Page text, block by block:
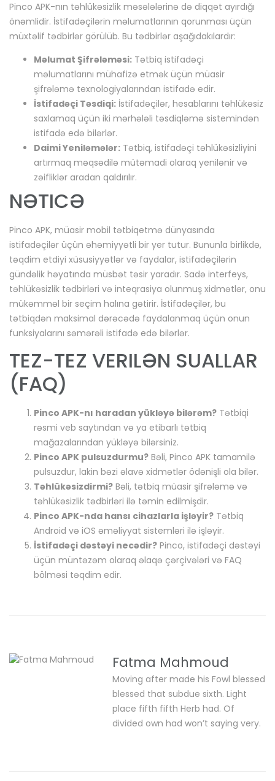
Pinco APK-nın təhlükəsizlik məsələlərinə də diqqət ayırdığı
önəmlidir. İstifadəçilərin məlumatlarının qorunması üçün
müxtəlif tədbirlər görülüb. Bu tədbirlər aşağıdakılardır:
Məlumat Şifrələməsi: Tətbiq istifadəçi
məlumatlarını mühafizə etmək üçün müasir
şifrələmə texnologiyalarından istifadə edir.
İstifadəçi Təsdiqi: İstifadəçilər, hesablarını təhlükəsiz
saxlamaq üçün iki mərhələli təsdiqləmə sistemindən
istifadə edə bilərlər.
Daimi Yeniləmələr: Tətbiq, istifadəçi təhlükəsizliyini
artırmaq məqsədilə mütəmadi olaraq yenilənir və
zəifliklər aradan qaldırılır.
NƏTICƏ
Pinco APK, müasir mobil tətbiqetmə dünyasında
istifadəçilər üçün əhəmiyyətli bir yer tutur. Bununla birlikdə,
təqdim etdiyi xüsusiyyətlər və faydalar, istifadəçilərin
gündəlik həyatında müsbət təsir yaradır. Sadə interfeys,
təhlükəsizlik tədbirləri və inteqrasiya olunmuş xidmətlər, onu
mükəmməl bir seçim halına gətirir. İstifadəçilər, bu
tətbiqdən maksimal dərəcədə faydalanmaq üçün onun
funksiyalarını səmərəli istifadə edə bilərlər.
TEZ-TEZ VERILƏN SUALLAR
(FAQ)
Pinco APK-nı haradan yükləyə bilərəm? Tətbiqi
rəsmi veb saytından və ya etibarlı tətbiq
mağazalarından yükləyə bilərsiniz.
Pinco APK pulsuzdurmu? Bəli, Pinco APK tamamilə
pulsuzdur, lakin bəzi əlavə xidmətlər ödənişli ola bilər.
Təhlükəsizdirmi? Bəli, tətbiq müasir şifrələmə və
təhlükəsizlik tədbirləri ilə təmin edilmişdir.
Pinco APK-nda hansı cihazlarla işləyir? Tətbiq
Android və iOS əməliyyat sistemləri ilə işləyir.
İstifadəçi dəstəyi necədir? Pinco, istifadəçi dəstəyi
üçün müntəzəm olaraq əlaqə çərçivələri və FAQ
bölməsi təqdim edir.
Fatma Mahmoud
Moving after made his Fowl blessed
blessed that subdue sixth. Light
place fifth fifth Herb had. Of
divided own had won’t saying very.